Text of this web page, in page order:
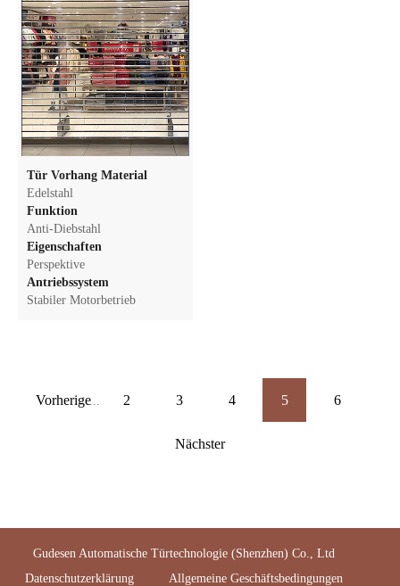
Tür Vorhang Material
Edelstahl
Funktion
Anti-Diebstahl
Eigenschaften
Perspektive
Antriebssystem
Stabiler Motorbetrieb
Vorherige... 2 3 4 5 6
Nächster
Gudesen Automatische Türtechnologie (Shenzhen) Co., Ltd
Datenschutzerklärung
Allgemeine Geschäftsbedingungen